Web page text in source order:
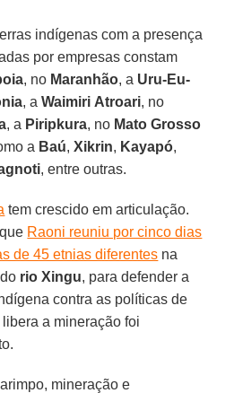
indígenas com a presença
por empresas constam
, no Maranhão, a Uru-Eu-
, aWaimiri Atroari, no
, a Piripkura, no Mato Grosso
a Baú,Xikrin, Kayapó,
, entre outras.
tem crescido em articulação.
Raoni reuniu por cinco dias
de 45 etnias diferentes na
rio Xingu, para defender a
contra as políticas de
libera a mineração foi
mineração e